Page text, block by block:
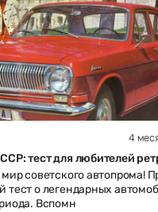
4
тест для любителей
мир советского автопрома!
тест о легендарных
Вспомн